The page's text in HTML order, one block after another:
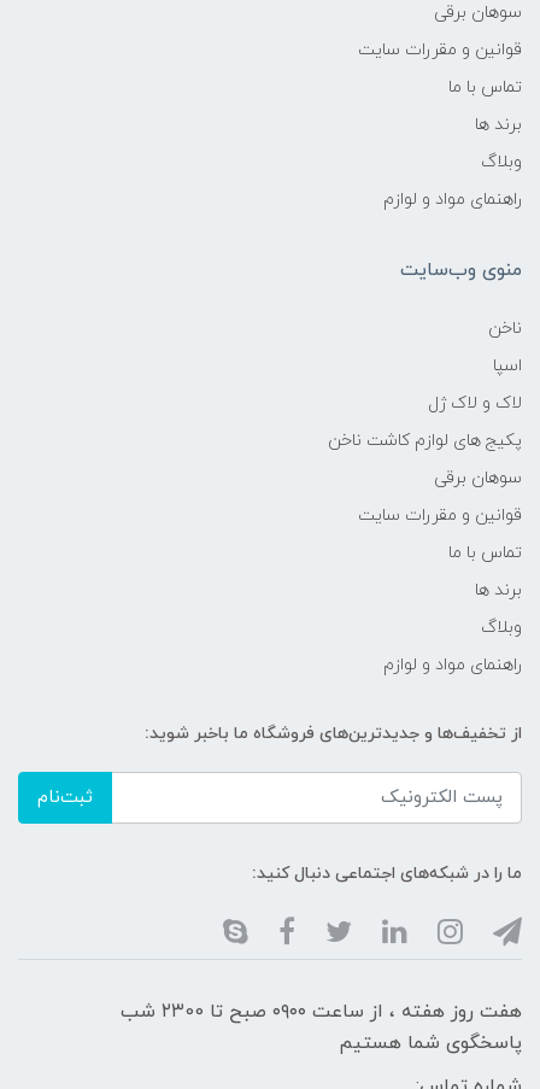
سوهان برقی
قوانین و مقررات سایت
تماس با ما
برند ها
وبلاگ
راهنمای مواد و لوازم
منوی وب‌سایت
ناخن
اسپا
لاک و لاک ژل
پکیج های لوازم کاشت ناخن
سوهان برقی
قوانین و مقررات سایت
تماس با ما
برند ها
وبلاگ
راهنمای مواد و لوازم
از تخفیف‌ها و جدیدترین‌های فروشگاه ما باخبر شوید:
ثبت‌نام
ما را در شبکه‌های اجتماعی دنبال کنید:
هفت روز هفته ، از ساعت ۰۹۰۰ صبح تا ۲۳00 شب
پاسخگوی شما هستیم